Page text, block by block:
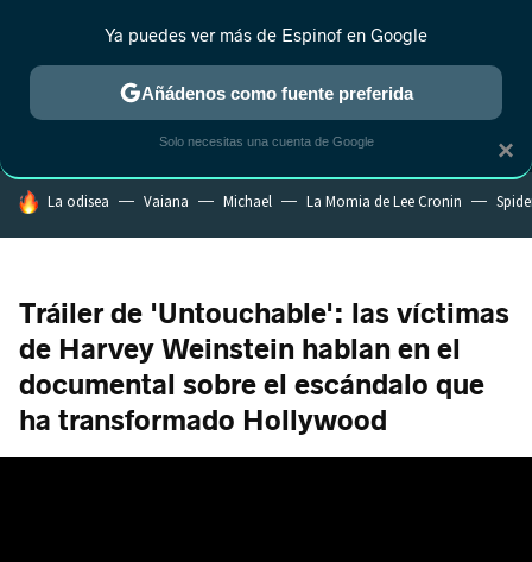
MENÚ NUEVO
ESTRENOS REALITY ANIME RANKINGS CINE
HOY SE HABLA DE
La odisea Vaiana Michael La Momia de Lee Cronin
Tráiler de 'Untouchable': las víctimas
de Harvey Weinstein hablan en el
documental sobre el escándalo que
ha transformado Hollywood
×
Ya puedes ver más de Espinof en Google
Añádenos como fuente preferida
Solo necesitas una cuenta de Google